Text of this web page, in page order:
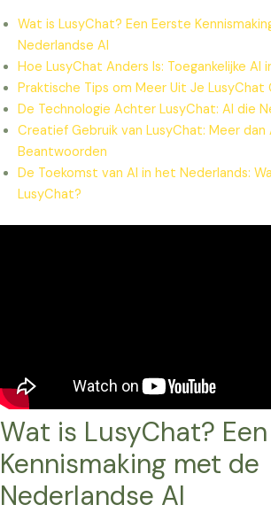
Wat is LusyChat? Een Eerste
Nederlandse AI
Hoe LusyChat Anders Is: Toegankelijke AI
Praktische Tips om Meer Uit Je LusyChat
De Technologie Achter LusyChat: AI die
Creatief Gebruik van LusyChat: Meer dan
Beantwoorden
De Toekomst van AI in het Nederlands:
LusyChat?
Wat is LusyChat?
Kennismaking met de
Nederlandse AI